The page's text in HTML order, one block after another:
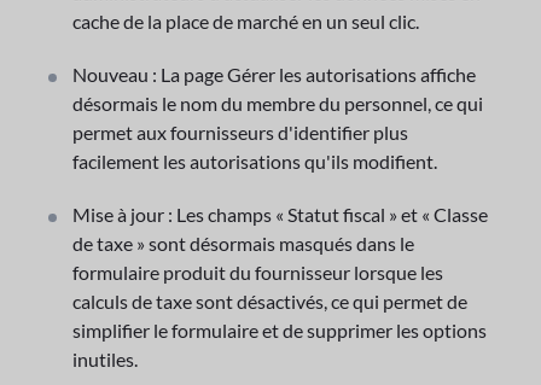
cache de la place de marché en un seul clic.
Nouveau : La page Gérer les autorisations affiche
désormais le nom du membre du personnel, ce qui
permet aux fournisseurs d'identifier plus
facilement les autorisations qu'ils modifient.
Mise à jour : Les champs « Statut fiscal » et « Classe
de taxe » sont désormais masqués dans le
formulaire produit du fournisseur lorsque les
calculs de taxe sont désactivés, ce qui permet de
simplifier le formulaire et de supprimer les options
inutiles.